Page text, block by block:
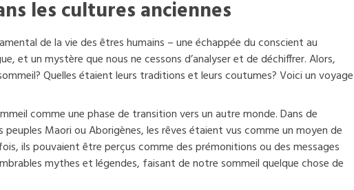
les cultures anciennes
de la vie des êtres humains – une échappée du conscient au
et un mystère que nous ne cessons d’analyser et de déchiffrer. Alors,
Quelles étaient leurs traditions et leurs coutumes? Voici un voyage
comme une phase de transition vers un autre monde. Dans de
Maori ou Aborigènes, les rêves étaient vus comme un moyen de
ils pouvaient être perçus comme des prémonitions ou des messages
mythes et légendes, faisant de notre sommeil quelque chose de